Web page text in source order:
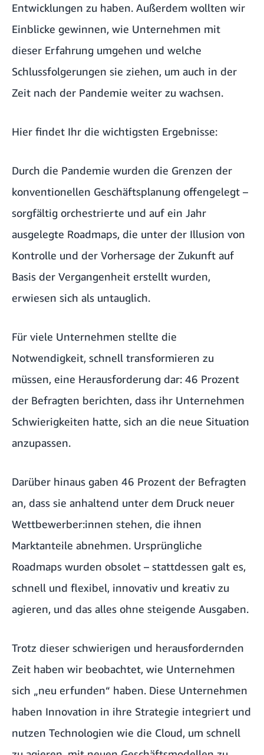
Entwicklungen zu haben. Außerdem wollten wir
Einblicke gewinnen, wie Unternehmen mit
dieser Erfahrung umgehen und welche
Schlussfolgerungen sie ziehen, um auch in der
Zeit nach der Pandemie weiter zu wachsen.
Hier findet Ihr die wichtigsten Ergebnisse:
Durch die Pandemie wurden die Grenzen der
konventionellen Geschäftsplanung offengelegt –
sorgfältig orchestrierte und auf ein Jahr
ausgelegte Roadmaps, die unter der Illusion von
Kontrolle und der Vorhersage der Zukunft auf
Basis der Vergangenheit erstellt wurden,
erwiesen sich als untauglich.
Für viele Unternehmen stellte die
Notwendigkeit, schnell transformieren zu
müssen, eine Herausforderung dar: 46 Prozent
der Befragten berichten, dass ihr Unternehmen
Schwierigkeiten hatte, sich an die neue Situation
anzupassen.
Darüber hinaus gaben 46 Prozent der Befragten
an, dass sie anhaltend unter dem Druck neuer
Wettbewerber:innen stehen, die ihnen
Marktanteile abnehmen. Ursprüngliche
Roadmaps wurden obsolet – stattdessen galt es,
schnell und flexibel, innovativ und kreativ zu
agieren, und das alles ohne steigende Ausgaben.
Trotz dieser schwierigen und herausfordernden
Zeit haben wir beobachtet, wie Unternehmen
sich „neu erfunden“ haben. Diese Unternehmen
haben Innovation in ihre Strategie integriert und
nutzen Technologien wie die Cloud, um schnell